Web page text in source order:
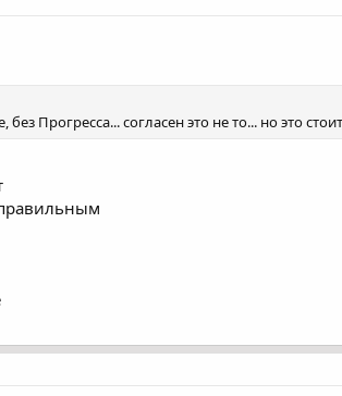
Прогресса... согласен это не то... но это